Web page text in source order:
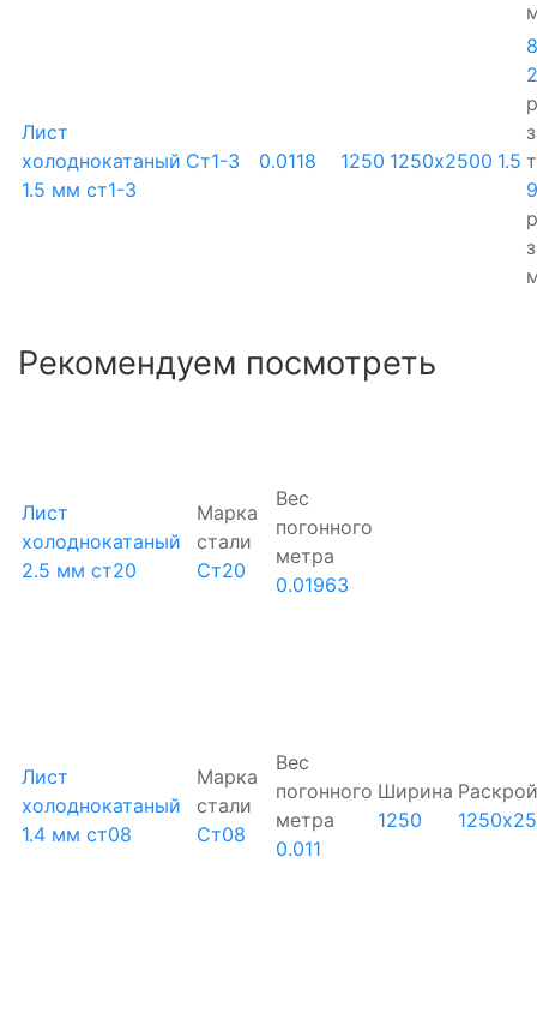
Лист
холоднокатаный
1.5 мм ст1-3
Ст1-3 0.0118 1250 1250х2500 1.5
Рекомендуем посмотреть
Лист
холоднокатаный
2.5 мм ст20
Марка
стали
Ст20
Вес
погонного
метра
0.01963
Лист
холоднокатаный
1.4 мм ст08
Марка
стали
Ст08
Вес
погонного
метра
0.011
Ширина
1250
Раскрой